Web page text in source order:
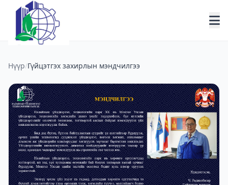
Нүүр/Гүйцэтгэх захирлын мэндчилгээ